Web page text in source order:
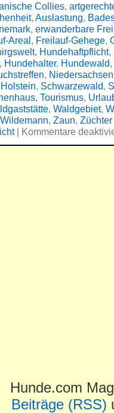
Collies,
, Auslastung,
, erwanderbare
Areal, Freilauf-Gehege,
, Hundehaftpflicht,
, Hundehalter, Hundewald,
, Niedersachsen
, Schwarzewald,
, Tourismus,
, Waldgebiet,
Wildemann, Zaun, Züchter
| Kommentare
Hunde.com
Beiträge (RSS)